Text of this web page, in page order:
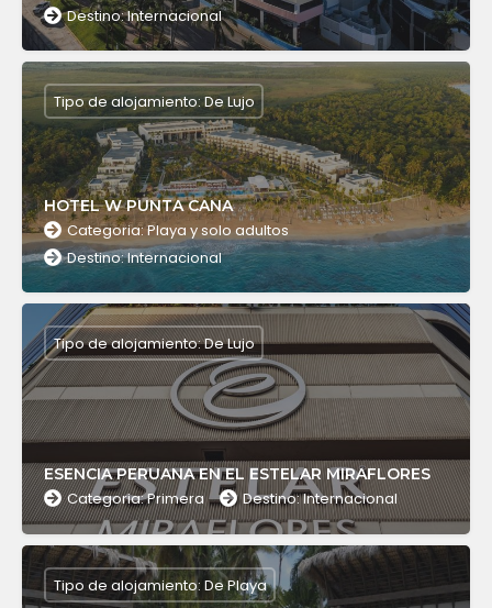
Destino: Internacional
HOTEL W PUNTA CANA
Categoria: Playa y solo adultos
Destino: Internacional
Tipo de alojamiento: De Lujo
ESENCIA PERUANA EN EL ESTELAR MIRAFLORES
Categoria: Primera Destino: Internacional
Tipo de alojamiento: De Lujo
Tipo de alojamiento: De Playa